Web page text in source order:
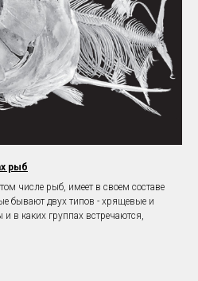
рыб
числе рыб, имеет в своем составе
бывают двух типов - хрящевые и
в каких группах встречаются,